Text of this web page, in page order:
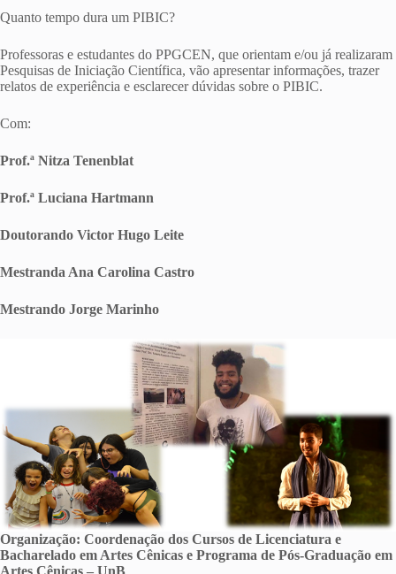
Quanto tempo dura um PIBIC?
Professoras e estudantes do PPGCEN, que orientam e/ou já realizaram
Pesquisas de Iniciação Científica, vão apresentar informações, trazer
relatos de experiência e esclarecer dúvidas sobre o PIBIC.
Com:
Prof.ª Nitza Tenenblat
Prof.ª Luciana Hartmann
Doutorando Victor Hugo Leite
Mestranda Ana Carolina Castro
Mestrando Jorge Marinho
Organização: Coordenação dos Cursos de Licenciatura e
Bacharelado em Artes Cênicas e Programa de Pós-Graduação em